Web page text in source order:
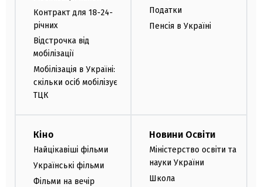
Контракт для 18-24-
річних
Відстрочка від
мобілізації
Мобілізація в Україні:
скільки осіб мобілізує
ТЦК
Податки
Пенсія в Україні
Кіно
Найцікавіші фільми
Українські фільми
Фільми на вечір
Новини Освіти
Міністерство освіти та
науки України
Школа